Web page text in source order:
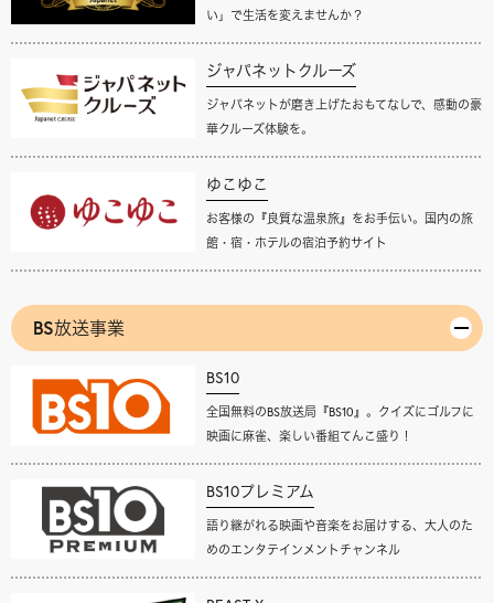
い」で生活を変えませんか？
ジャパネットクルーズ
ジャパネットが磨き上げたおもてなしで、感動の豪
華クルーズ体験を。
ゆこゆこ
お客様の『良質な温泉旅』をお手伝い。国内の旅
館・宿・ホテルの宿泊予約サイト
BS放送事業
BS10
全国無料のBS放送局『BS10』。クイズにゴルフに
映画に麻雀、楽しい番組てんこ盛り！
BS10プレミアム
語り継がれる映画や音楽をお届けする、大人のた
めのエンタテインメントチャンネル